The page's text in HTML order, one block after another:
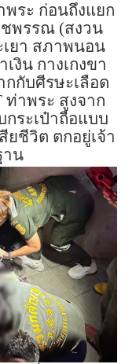
พระ ก่อนถึงแยก
ชพรรณ (สงวน
ยา สภาพนอน
งิน กางเกงขา
กับศีรษะเลือด
ท่าพระ สูงจาก
ระเป๋าถือแบบ
ยชีวิต ตกอยู่เจ้า
าน